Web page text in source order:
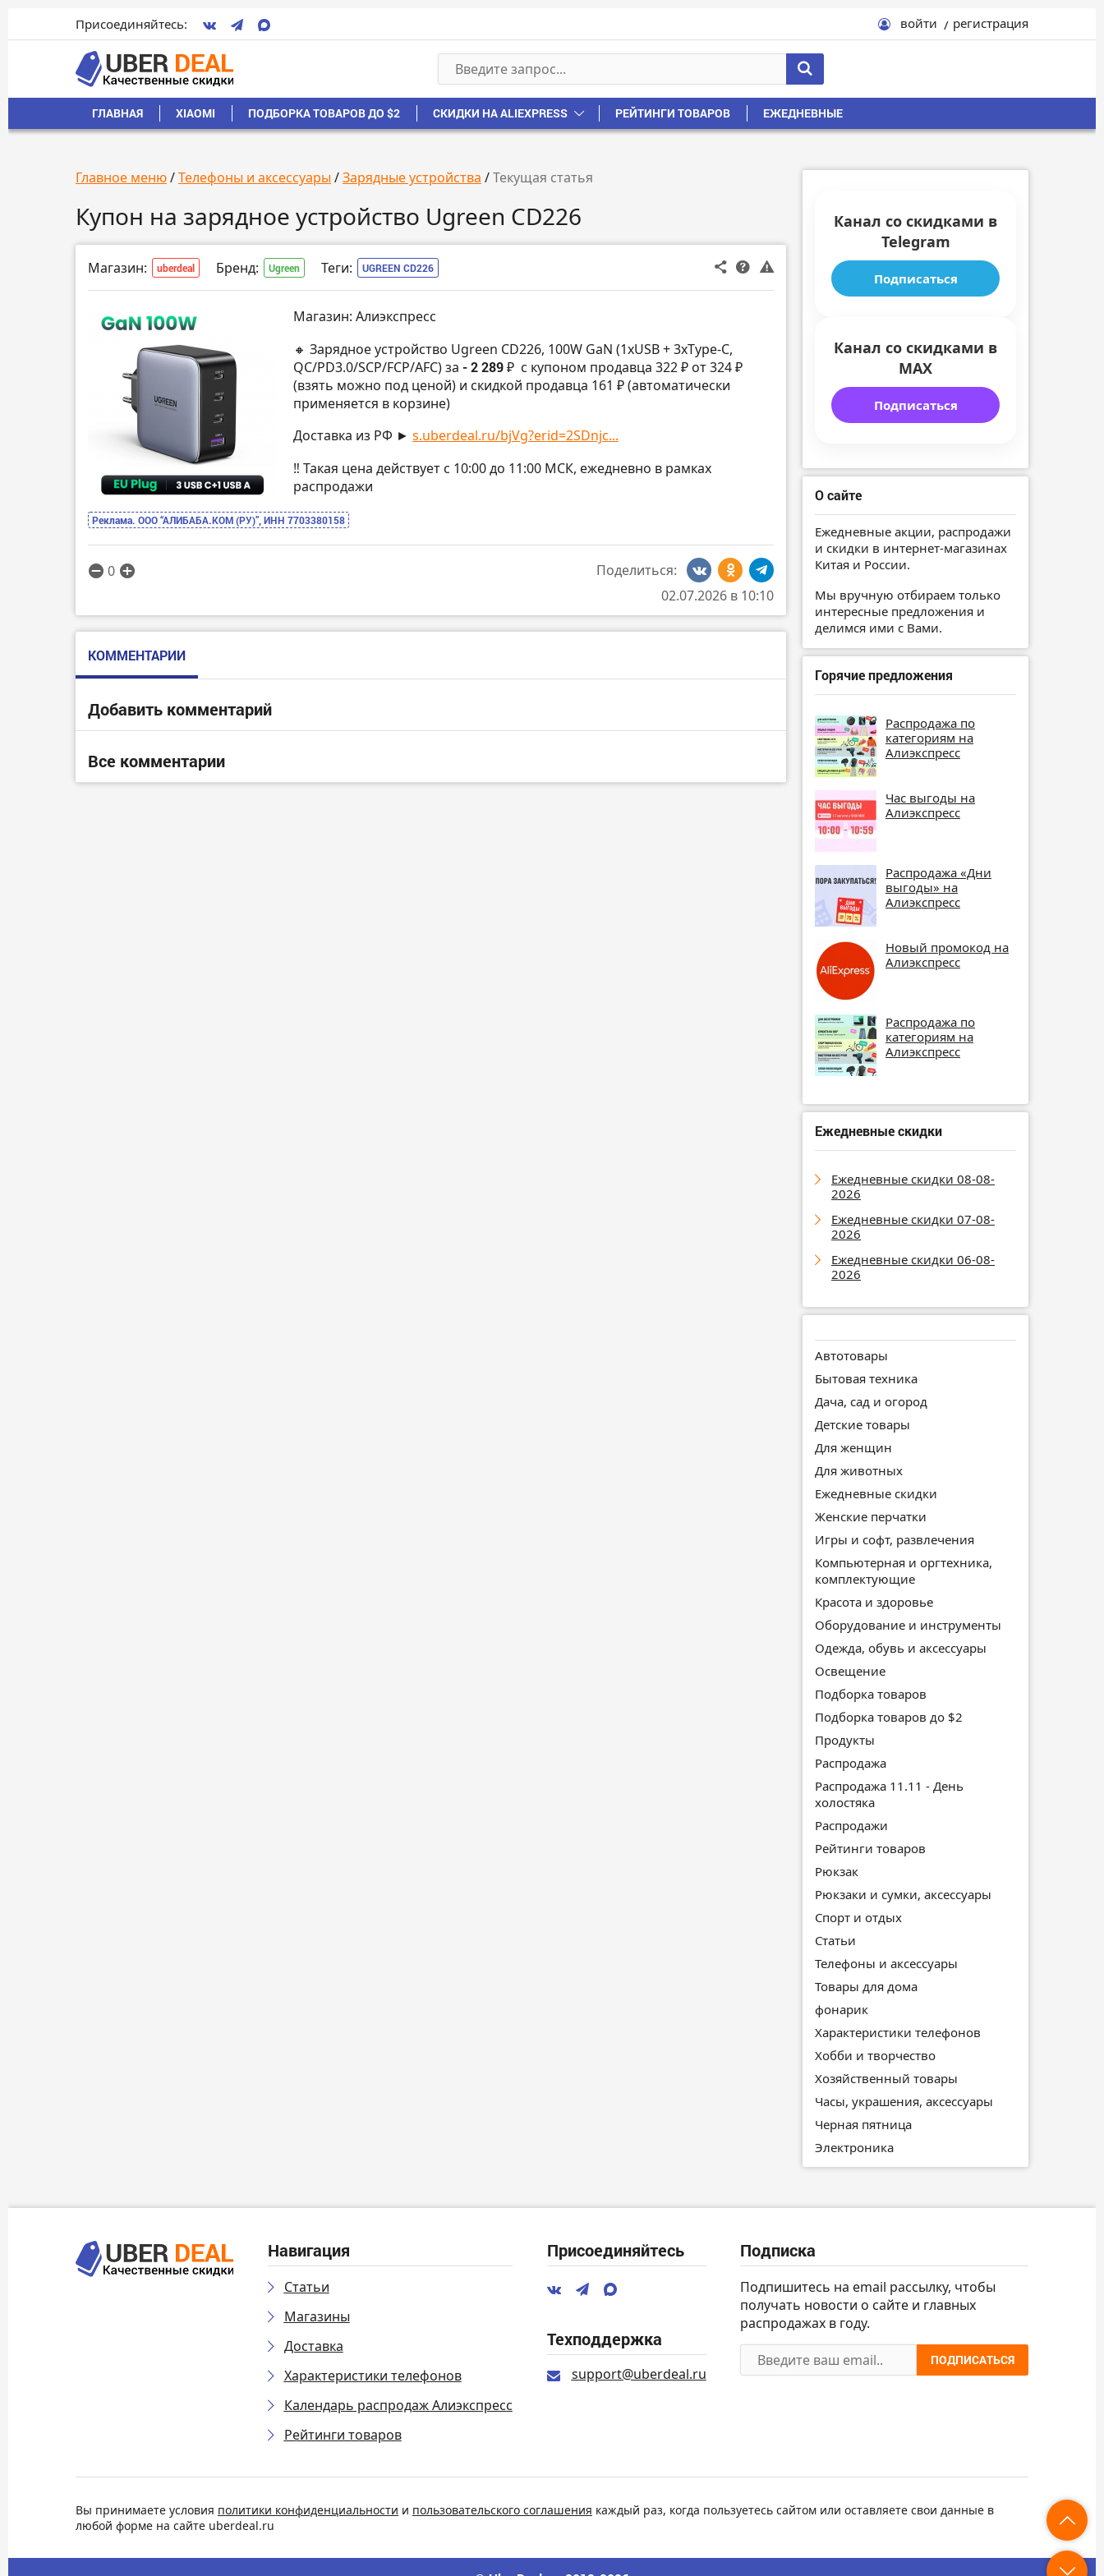
Присоединяйтесь: войти регистрация
ГЛАВНАЯ XIAOMI ПОДБОРКА ТОВАРОВ ДО $2 СКИДКИ НА ALIEXPRESS РЕЙТИНГИ ТОВАРОВ ЕЖЕДНЕВНЫЕ
Главное меню/Телефоны и аксессуары /Зарядные устройства /Текущая статья
Купон на зарядное устройство Ugreen CD226
Магазин: uberdeal Бренд: Ugreen Теги: UGREEN CD226
Магазин: Алиэкспресс
🔸 Зарядное устройство Ugreen CD226, 100W GaN (1хUSB + 3xType-C,
QC/PD3.0/SCP/FCP/AFC) за - 2 289 ₽ с купоном продавца 322 ₽ от 324 ₽
(взять можно под ценой) и скидкой продавца 161 ₽ (автоматически
применяется в корзине)
Доставка из РФ ► s.uberdeal.ru/bjVg?erid=2SDnjc...
‼️ Такая цена действует с 10:00 до 11:00 МСК, ежедневно в рамках
распродажи
Реклама. ООО “АЛИБАБА.КОМ (РУ)”, ИНН 7703380158
0
Поделиться:
02.07.2026 в 10:10
КОММЕНТАРИИ
Добавить комментарий
Все комментарии
Канал со скидками в
Telegram
Подписаться
Канал со скидками в
MAX
Подписаться
О сайте
Ежедневные акции, распродажи
и скидки в интернет-магазинах
Китая и России.
Мы вручную отбираем только
интересные предложения и
делимся ими с Вами.
Горячие предложения
Распродажа по
категориям на
Алиэкспресс
Час выгоды на
Алиэкспресс
Распродажа «Дни
выгоды» на
Алиэкспресс
Новый промокод на
Алиэкспресс
Распродажа по
категориям на
Алиэкспресс
Ежедневные скидки
Ежедневные скидки 08-08-
2026
Ежедневные скидки 07-08-
2026
Ежедневные скидки 06-08-
2026
Автотовары
Бытовая техника
Дача, сад и огород
Детские товары
Для женщин
Для животных
Ежедневные скидки
Женские перчатки
Игры и софт, развлечения
Компьютерная и оргтехника,
комплектующие
Красота и здоровье
Оборудование и инструменты
Одежда, обувь и аксессуары
Освещение
Подборка товаров
Подборка товаров до $2
Продукты
Распродажа
Распродажа 11.11 - День
холостяка
Распродажи
Рейтинги товаров
Рюкзак
Рюкзаки и сумки, аксессуары
Спорт и отдых
Статьи
Телефоны и аксессуары
Товары для дома
фонарик
Характеристики телефонов
Хобби и творчество
Хозяйственный товары
Часы, украшения, аксессуары
Черная пятница
Электроника
Навигация
Статьи
Магазины
Доставка
Характеристики телефонов
Календарь распродаж Алиэкспресс
Рейтинги товаров
Присоединяйтесь
Техподдержка
support@uberdeal.ru
Подписка
Подпишитесь на email рассылку, чтобы
получать новости о сайте и главных
распродажах в году.
ПОДПИСАТЬСЯ
Вы принимаете условия политики конфиденциальности и пользовательского соглашения каждый раз, когда пользуетесь сайтом или оставляете свои данные в
любой форме на сайте uberdeal.ru